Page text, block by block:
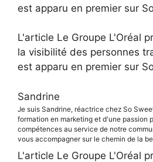
est apparu en premier sur
L'article Le Groupe L'Oréal
la visibilité des personnes
est apparu en premier sur
Sandrine
Je suis Sandrine, réactrice chez So
formation en marketing et d'une passion
compétences au service de notre
vous accompagner sur le chemin de la
L'article Le Groupe L'Oréal